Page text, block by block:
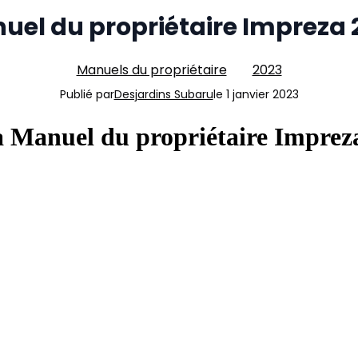
du propriétaire Impreza
Manuels du propriétaire 2023
Publié parDesjardins Subarule 1 janvier 2023